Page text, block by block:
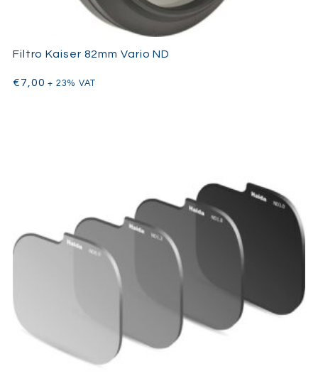
Filtro Kaiser 82mm Vario ND
€7,00 + 23% VAT